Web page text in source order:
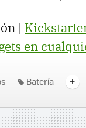
|
en
Batería